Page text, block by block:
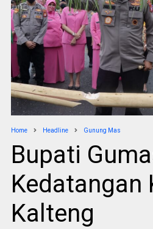
Home Headline Gunung Mas
Bupati
Kedatangan
Kalteng